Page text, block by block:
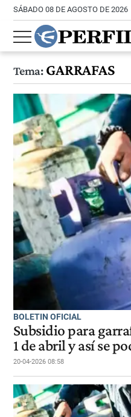
SÁBADO 08 DE AGOSTO DE 2026
Tema:GARRAFAS
BOLETIN OFICIAL
Subsidio para
1 de abril y así se
20-04-2026 08:58